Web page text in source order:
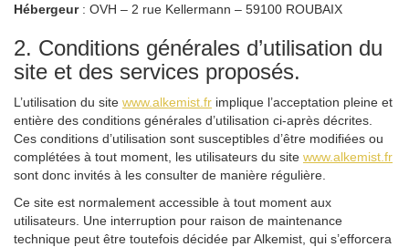
Hébergeur: OVH – 2 rue Kellermann – 59100 ROUBAIX
2. Conditions générales d’utilisation du
site et des services proposés.
L’utilisation du site www.alkemist.fr implique l’acceptation pleine et
entière des conditions générales d’utilisation ci-après décrites.
Ces conditions d’utilisation sont susceptibles d’être modifiées ou
complétées à tout moment, les utilisateurs du site www.alkemist.fr
sont donc invités à les consulter de manière régulière.
Ce site est normalement accessible à tout moment aux
utilisateurs. Une interruption pour raison de maintenance
technique peut être toutefois décidée par Alkemist, qui s’efforcera